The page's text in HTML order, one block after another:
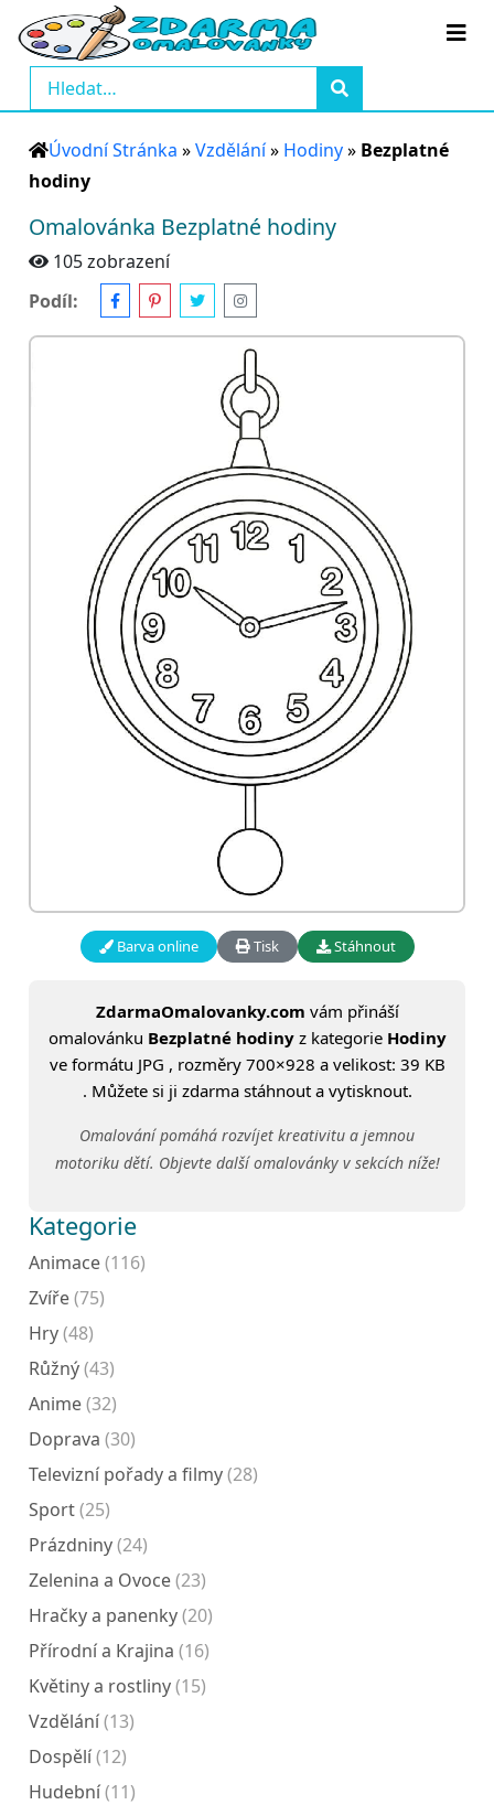
Úvodní Stránka »Vzdělání» Hodiny» Bezplatné
hodiny
Omalovánka Bezplatné hodiny
105 zobrazení
Podíl:
Barva online Tisk Stáhnout
ZdarmaOmalovanky.com vám přináší
omalovánku Bezplatné hodinyz kategorie Hodiny
ve formátu JPG , rozměry 700×928 a velikost: 39 KB
. Můžete si ji zdarma stáhnout a vytisknout.
Omalování pomáhá rozvíjet kreativitu a jemnou
motoriku dětí. Objevte další omalovánky v sekcích níže!
Kategorie
Animace(116)
Zvíře(75)
Hry(48)
Růžný(43)
Anime(32)
Doprava (30)
Televizní pořady a filmy(28)
Sport(25)
Prázdniny(24)
Zelenina a Ovoce(23)
Hračky a panenky(20)
Přírodní a Krajina (16)
Květiny a rostliny(15)
Vzdělání(13)
Dospělí(12)
Hudební(11)